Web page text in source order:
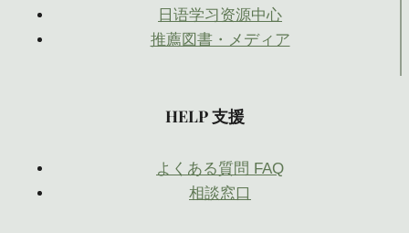
日语学习资源中心
推薦図書・メディア
HELP 支援
よくある質問 FAQ
相談窓口